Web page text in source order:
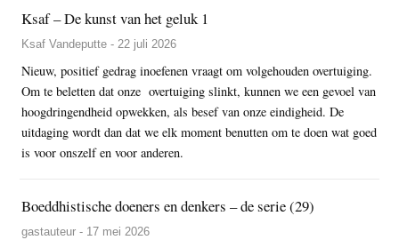
Ksaf – De kunst van het geluk 1
Ksaf Vandeputte - 22 juli 2026
Nieuw, positief gedrag inoefenen vraagt om volgehouden overtuiging.
Om te beletten dat onze overtuiging slinkt, kunnen we een gevoel van
hoogdringendheid opwekken, als besef van onze eindigheid. De
uitdaging wordt dan dat we elk moment benutten om te doen wat goed
is voor onszelf en voor anderen.
Boeddhistische doeners en denkers – de serie (29)
gastauteur - 17 mei 2026